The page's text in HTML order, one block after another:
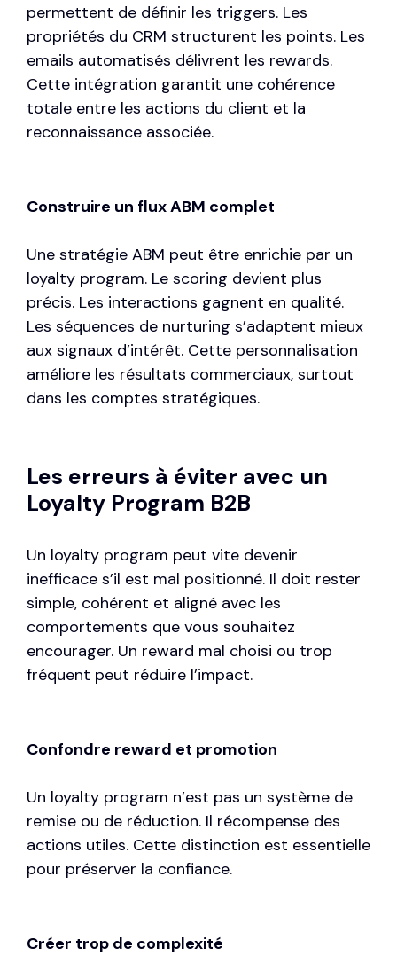
permettent de définir les triggers. Les
propriétés du CRM structurent les points. Les
emails automatisés délivrent les rewards.
Cette intégration garantit une cohérence
totale entre les actions du client et la
reconnaissance associée.
Construire un flux ABM complet
Une stratégie ABM peut être enrichie par un
loyalty program. Le scoring devient plus
précis. Les interactions gagnent en qualité.
Les séquences de nurturing s’adaptent mieux
aux signaux d’intérêt. Cette personnalisation
améliore les résultats commerciaux, surtout
dans les comptes stratégiques.
Les erreurs à éviter avec un
Loyalty Program B2B
Un loyalty program peut vite devenir
inefficace s’il est mal positionné. Il doit rester
simple, cohérent et aligné avec les
comportements que vous souhaitez
encourager. Un reward mal choisi ou trop
fréquent peut réduire l’impact.
Confondre reward et promotion
Un loyalty program n’est pas un système de
remise ou de réduction. Il récompense des
actions utiles. Cette distinction est essentielle
pour préserver la confiance.
Créer trop de complexité